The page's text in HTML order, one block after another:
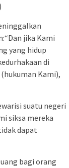
jika Kami
yang hidup
di
Kami),
suatu negeri
siksa mereka
dapat
bagi orang